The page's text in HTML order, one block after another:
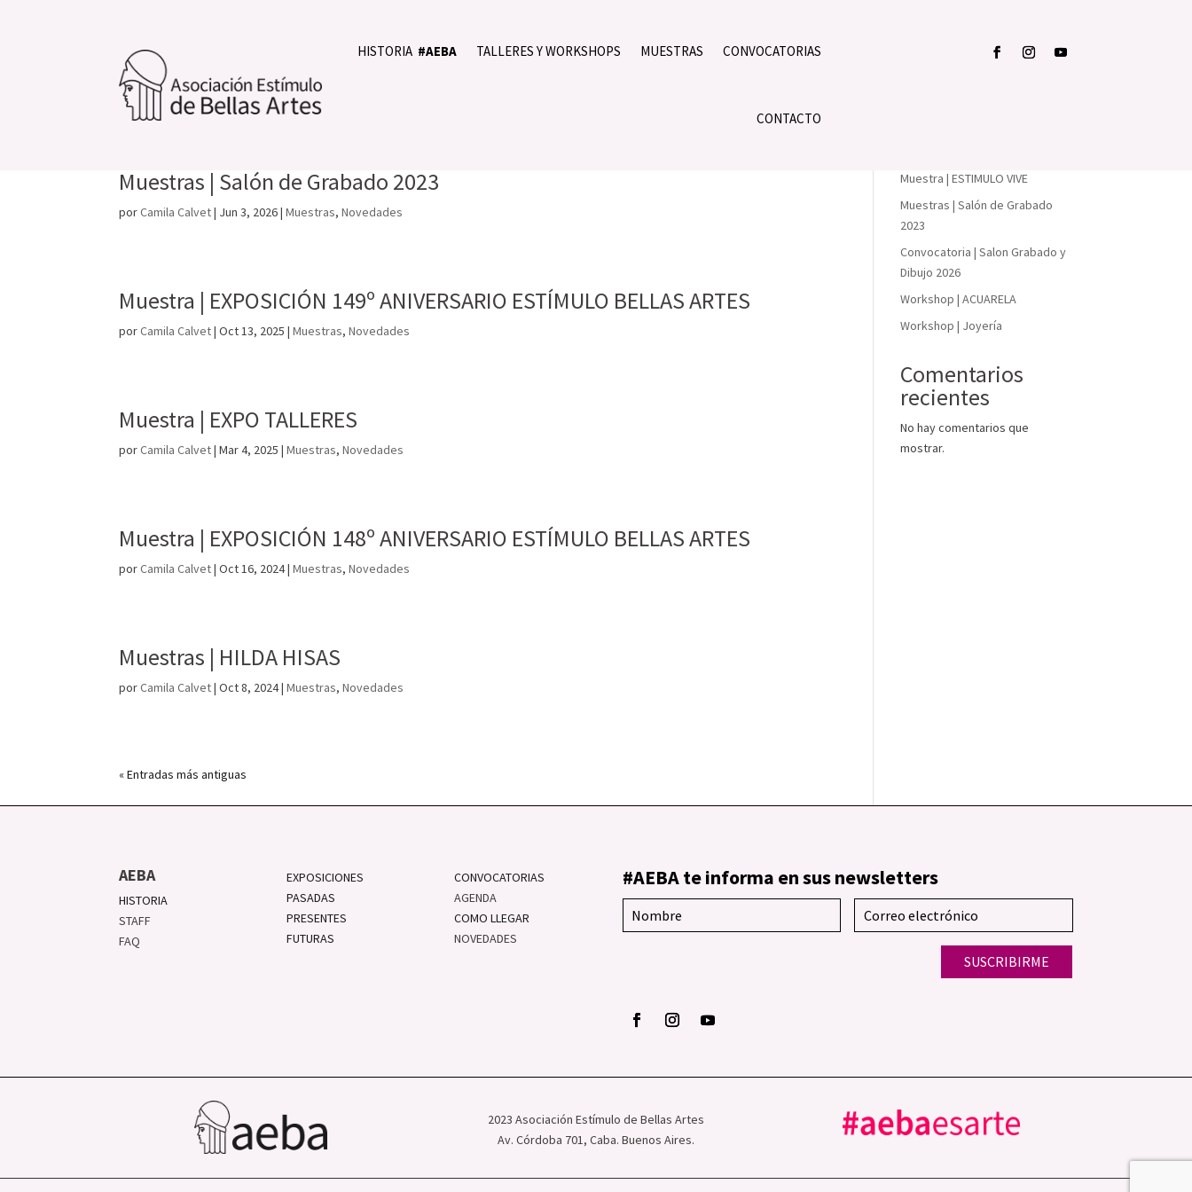
HISTORIA #AEBA TALLERES Y WORKSHOPS MUESTRAS CONVOCATORIAS
CONTACTO
Muestra | ESTIMULO VIVE
por Camila Calvet|Jul 10, 2026| Muestras
Muestras | Salón de Grabado 2023
porCamila Calvet| Jun 3, 2026|Muestras,Novedades
Muestra | EXPOSICIÓN 149º ANIVERSARIO ESTÍMULO BELLAS ARTES
porCamila Calvet|Oct 13, 2025 |Muestras,Novedades
Muestra | EXPO TALLERES
porCamila Calvet|Mar 4, 2025 |Muestras,Novedades
Muestra | EXPOSICIÓN 148º ANIVERSARIO ESTÍMULO BELLAS ARTES
porCamila Calvet|Oct 16, 2024|Muestras,Novedades
Muestras | HILDA HISAS
porCamila Calvet|Oct 8, 2024|Muestras,Novedades
« Entradas más antiguas
Muestra | ESTIMULO VIVE
Muestras | Salón de Grabado
2023
Convocatoria | Salon Grabado y
Dibujo 2026
Workshop | ACUARELA
Workshop | Joyería
Comentarios
recientes
No hay comentarios que
mostrar.
AEBA
HISTORIA
STAFF
FAQ
EXPOSICIONES
PASADAS
PRESENTES
FUTURAS
CONVOCATORIAS
AGENDA
COMO LLEGAR
NOVEDADES
#AEBA te informa en sus newsletters
SUSCRIBIRME
2023 Asociación Estímulo de Bellas Artes
Av. Córdoba 701, Caba. Buenos Aires.